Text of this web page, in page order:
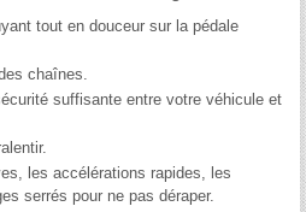
tout en douceur sur la pédale
chaînes.
suffisante entre votre véhicule et
les accélérations rapides, les
serrés pour ne pas déraper.